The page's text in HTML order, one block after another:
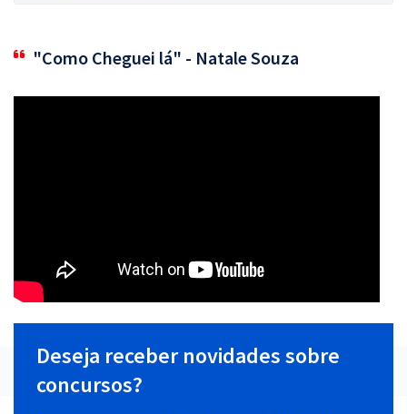
"Como Cheguei lá" - Natale Souza
Deseja receber novidades sobre
concursos?